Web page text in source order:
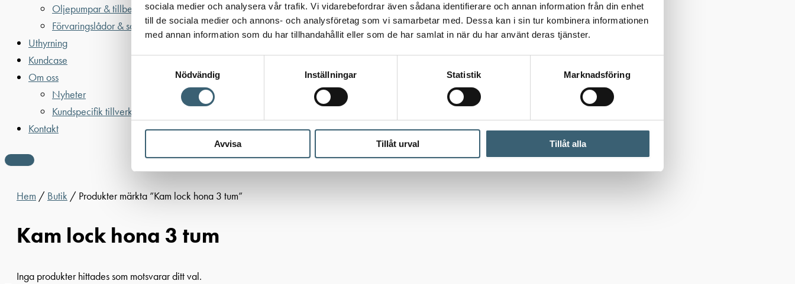
sociala medier och analysera vår trafik. Vi vidarebefordrar även sådana identifierare och annan information från din enhet
till de sociala medier och annons- och analysföretag som vi samarbetar med. Dessa kan i sin tur kombinera informationen
med annan information som du har tillhandahållit eller som de har samlat in när du har använt deras tjänster.
Nödvändig
Inställningar Statistik Marknadsföring
Avvisa Tillåt urval Tillåt alla
Oljepumpar & tillbehör
Förvaringslådor & sandlådor
Uthyrning
Kundcase
Om oss
Nyheter
Kundspecifik tillverkning
Kontakt
Hem / Butik / Produkter märkta ”Kam lock hona 3 tum”
Kam lock hona 3 tum
Inga produkter hittades som motsvarar ditt val.